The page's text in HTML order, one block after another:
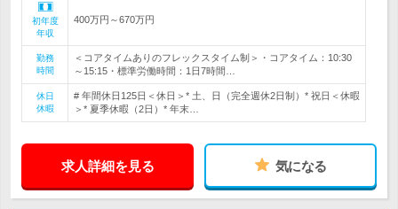
初年度
年収
400万円～670万円
勤務
時間
＜コアタイムありのフレックスタイム制＞・コアタイム：10:30
～15:15・標準労働時間：1日7時間…
休日
休暇
# 年間休日125日＜休日＞* 土、日（完全週休2日制）* 祝日＜休暇
＞* 夏季休暇（2日）* 年末…
求人詳細を見る 気になる